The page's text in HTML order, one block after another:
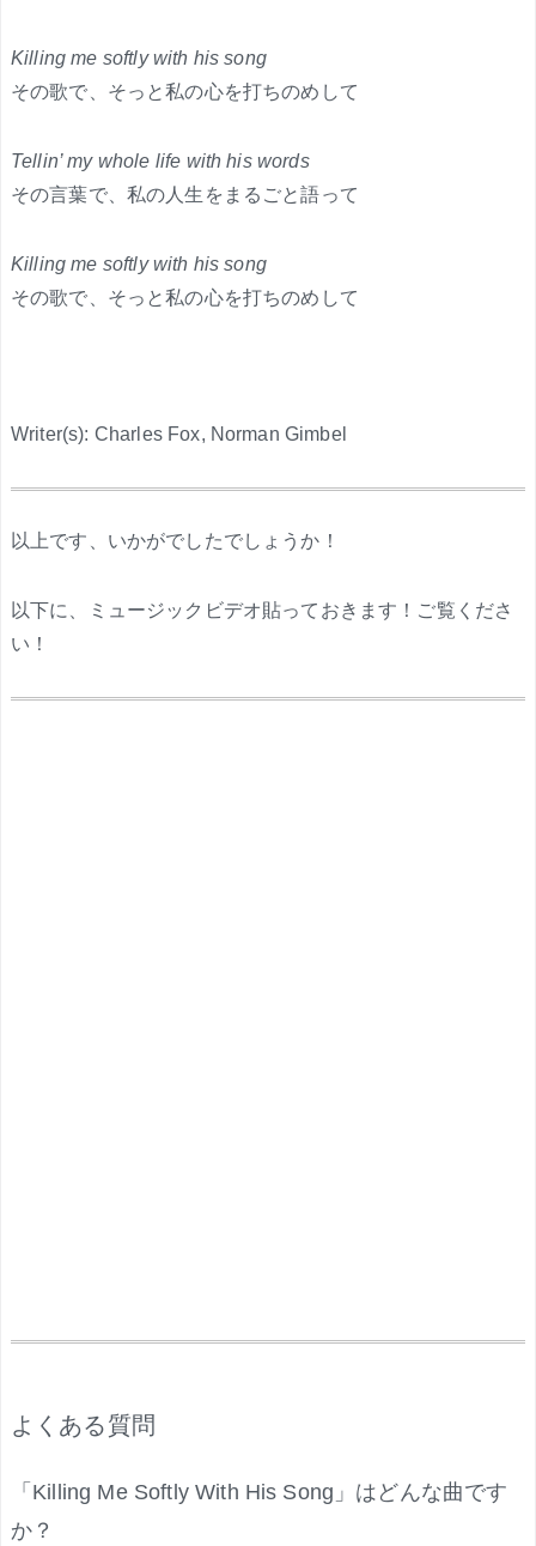
Killing me softly with his song
その歌で、そっと私の心を打ちのめして
Tellin’ my whole life with his words
その言葉で、私の人生をまるごと語って
Killing me softly with his song
その歌で、そっと私の心を打ちのめして
Writer(s): Charles Fox, Norman Gimbel
以上です、いかがでしたでしょうか！
以下に、ミュージックビデオ貼っておきます！ご覧くださ
い！
よくある質問
「Killing Me Softly With His Song」はどんな曲です
か？